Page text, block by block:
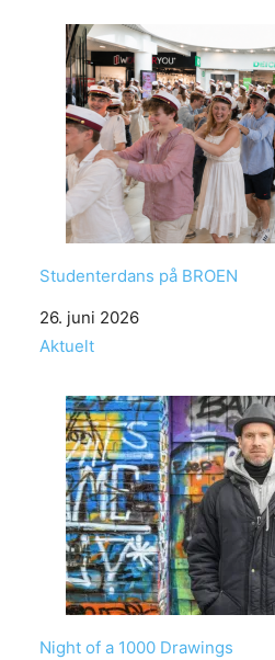
Studenterdans på BROEN
Date
26. juni 2026
In relation to
Aktuelt
Night of a 1000 Drawings